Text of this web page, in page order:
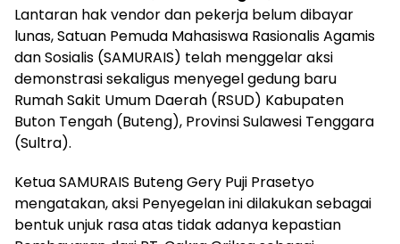
Lantaran hak vendor dan pekerja belum dibayar
lunas, Satuan Pemuda Mahasiswa Rasionalis Agamis
dan Sosialis (SAMURAIS) telah menggelar aksi
demonstrasi sekaligus menyegel gedung baru
Rumah Sakit Umum Daerah (RSUD) Kabupaten
Buton Tengah (Buteng), Provinsi Sulawesi Tenggara
(Sultra).
Ketua SAMURAIS Buteng Gery Puji Prasetyo
mengatakan, aksi Penyegelan ini dilakukan sebagai
bentuk unjuk rasa atas tidak adanya kepastian